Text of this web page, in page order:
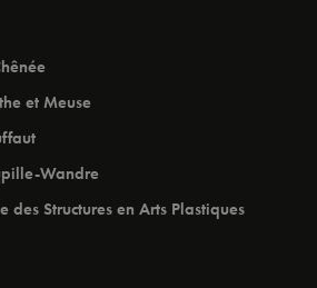
et Meuse
Wandre
des Structures en Arts Plastiques